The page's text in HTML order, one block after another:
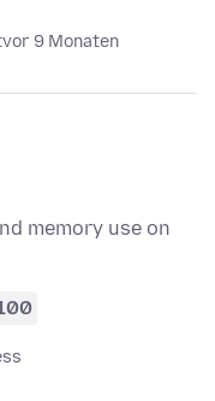
vor 9 Monaten
memory use on